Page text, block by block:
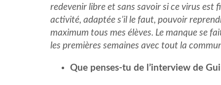
redevenir libre et sans savoir si ce virus est
activité, adaptée s’il le faut, pouvoir
maximum tous mes élèves. Le manque se
les premières semaines avec tout la
Que penses-tu de l’interview de